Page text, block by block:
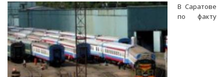
СКР
завести
уголовное
дело
В Саратове
по факту